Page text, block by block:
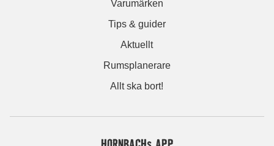
Varumärken
Tips & guider
Aktuellt
Rumsplanerare
Allt ska bort!